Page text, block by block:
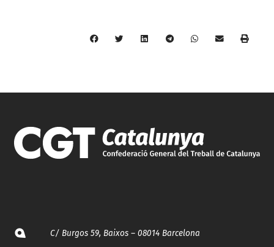
C/ Burgos 59, Baixos – 08014 Barcelona